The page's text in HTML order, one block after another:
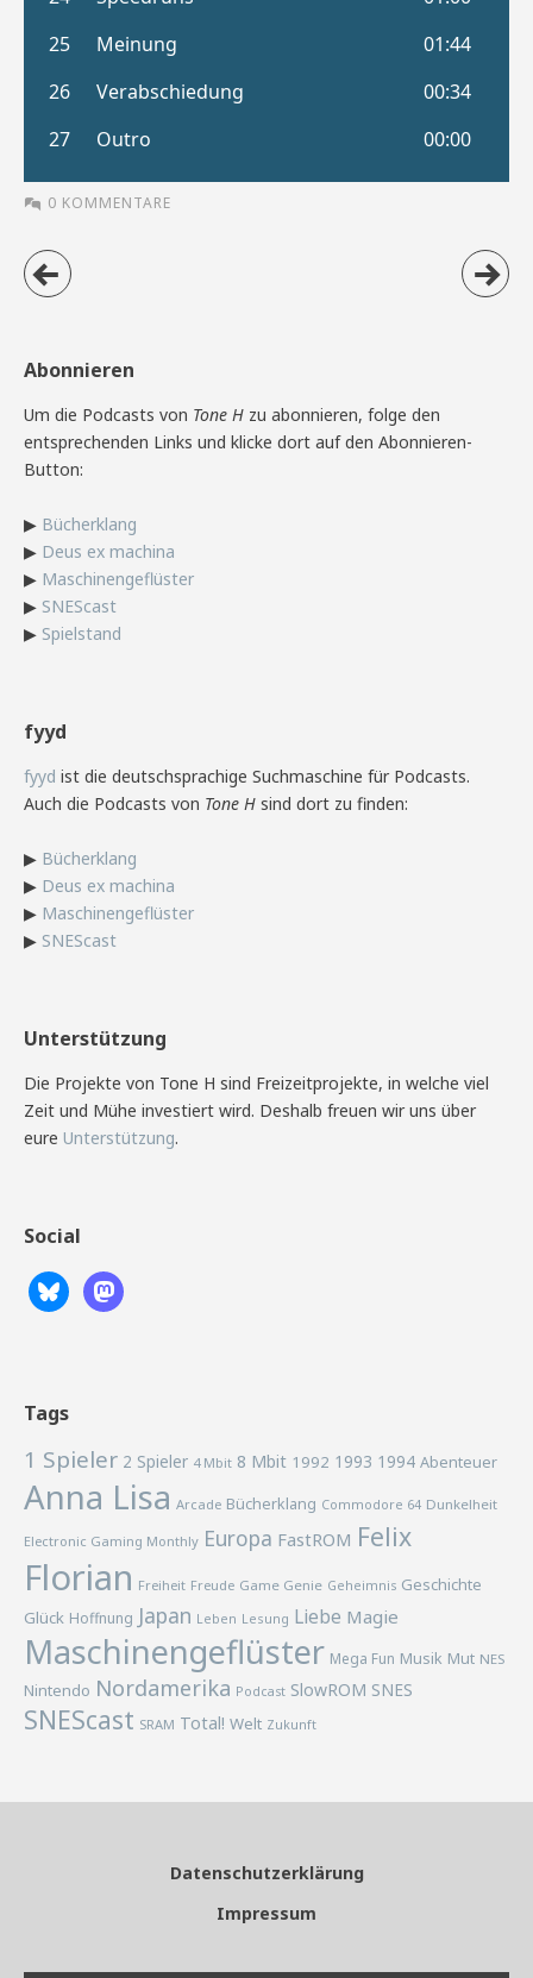
0 KOMMENTARE
Abonnieren
Um die Podcasts von Tone H zu abonnieren, folge den
entsprechenden Links und klicke dort auf den Abonnieren-
Button:
▶ Bücherklang
▶ Deus ex machina
▶ Maschinengeflüster
▶ SNEScast
▶ Spielstand
fyyd
fyyd ist die deutschsprachige Suchmaschine für Podcasts.
Auch die Podcasts von Tone H sind dort zu finden:
▶ Bücherklang
▶ Deus ex machina
▶ Maschinengeflüster
▶ SNEScast
Unterstützung
Die Projekte von Tone H sind Freizeitprojekte, in welche viel
Zeit und Mühe investiert wird. Deshalb freuen wir uns über
eure Unterstützung.
Social
Tags
1 Spieler 2 Spieler 4 Mbit 8 Mbit 1992 1993 1994 Abenteuer
Anna Lisa Arcade Bücherklang Commodore 64 Dunkelheit
Electronic Gaming Monthly Europa FastROM Felix
Florian Freiheit Freude Game Genie Geheimnis Geschichte
Glück Hoffnung Japan Leben Lesung Liebe Magie
Maschinengeflüster Mega Fun Musik Mut NES
Nintendo Nordamerika Podcast SlowROM SNES
SNEScast SRAM Total! Welt Zukunft
Datenschutzerklärung
Impressum